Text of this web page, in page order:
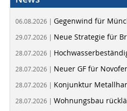
06.08.2026 | Gegenwind für
29.07.2026 | Neue Strategie für
28.07.2026 |
28.07.2026 | Neuer GF für
28.07.2026 | Konjunktur
28.07.2026 | Wohnungsbau